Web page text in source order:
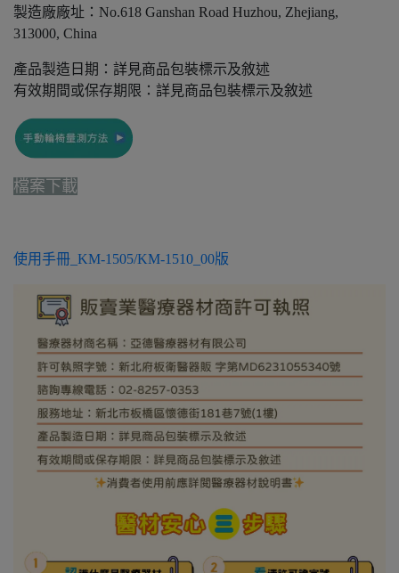
製造廠廠址：No.618 Ganshan Road Huzhou, Zhejiang,
313000, China
產品製造日期：詳見商品包裝標示及敘述
有效期間或保存期限：詳見商品包裝標示及敘述
檔案下載
使用手冊_KM-1505/KM-1510_00版